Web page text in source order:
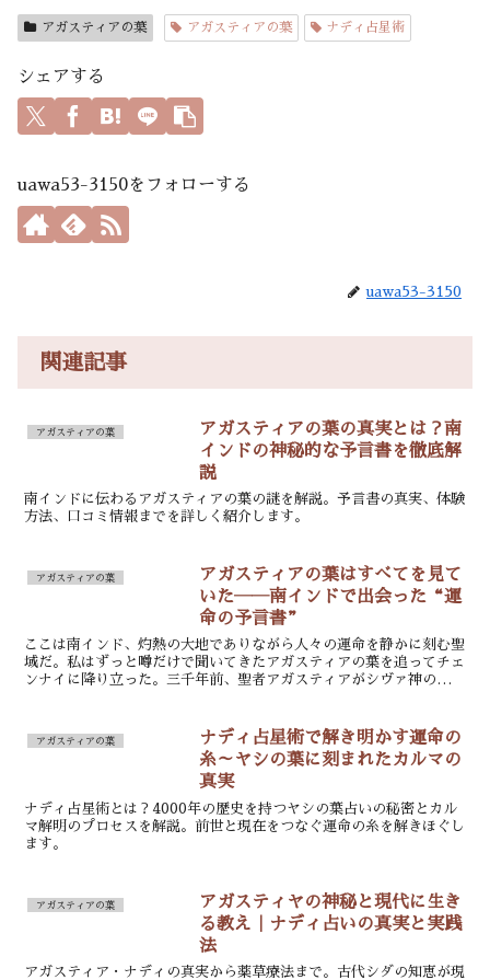
アガスティアの葉 アガスティアの葉 ナディ占星術
シェアする
uawa53-3150をフォローする
uawa53-3150
関連記事
アガスティアの葉
アガスティアの葉の真実とは？南
インドの神秘的な予言書を徹底解
説
南インドに伝わるアガスティアの葉の謎を解説。予言書の真実、体験
方法、口コミ情報までを詳しく紹介します。
アガスティアの葉
アガスティアの葉はすべてを見て
いた――南インドで出会った“運
命の予言書”
ここは南インド、灼熱の大地でありながら人々の運命を静かに刻む聖
域だ。私はずっと噂だけで聞いてきたアガスティアの葉を追ってチェ
ンナイに降り立った。三千年前、聖者アガスティアがシヴァ神の加護
アガスティアの葉
ナディ占星術で解き明かす運命の
糸～ヤシの葉に刻まれたカルマの
真実
ナディ占星術とは？4000年の歴史を持つヤシの葉占いの秘密とカル
マ解明のプロセスを解説。前世と現在をつなぐ運命の糸を解きほぐし
ます。
アガスティアの葉
アガスティヤの神秘と現代に生き
る教え｜ナディ占いの真実と実践
法
アガスティア・ナディの真実から薬草療法まで。古代シダの知恵が現